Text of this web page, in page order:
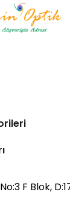
F Blok,